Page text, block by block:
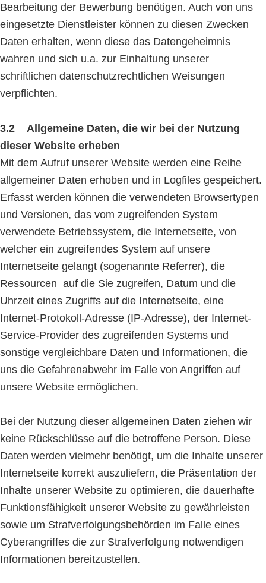
Bearbeitung der Bewerbung benötigen. Auch von uns
eingesetzte Dienstleister können zu diesen Zwecken
Daten erhalten, wenn diese das Datengeheimnis
wahren und sich u.a. zur Einhaltung unserer
schriftlichen datenschutzrechtlichen Weisungen
verpflichten.
3.2 Allgemeine Daten, die wir bei der Nutzung
dieser Website erheben
Mit dem Aufruf unserer Website werden eine Reihe
allgemeiner Daten erhoben und in Logfiles gespeichert.
Erfasst werden können die verwendeten Browsertypen
und Versionen, das vom zugreifenden System
verwendete Betriebssystem, die Internetseite, von
welcher ein zugreifendes System auf unsere
Internetseite gelangt (sogenannte Referrer), die
Ressourcen auf die Sie zugreifen, Datum und die
Uhrzeit eines Zugriffs auf die Internetseite, eine
Internet-Protokoll-Adresse (IP-Adresse), der Internet-
Service-Provider des zugreifenden Systems und
sonstige vergleichbare Daten und Informationen, die
uns die Gefahrenabwehr im Falle von Angriffen auf
unsere Website ermöglichen.
Bei der Nutzung dieser allgemeinen Daten ziehen wir
keine Rückschlüsse auf die betroffene Person. Diese
Daten werden vielmehr benötigt, um die Inhalte unserer
Internetseite korrekt auszuliefern, die Präsentation der
Inhalte unserer Website zu optimieren, die dauerhafte
Funktionsfähigkeit unserer Website zu gewährleisten
sowie um Strafverfolgungsbehörden im Falle eines
Cyberangriffes die zur Strafverfolgung notwendigen
Informationen bereitzustellen.